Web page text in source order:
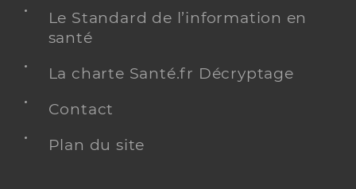
Le Standard de l’information en
santé
La charte Santé.fr Décryptage
Contact
Plan du site